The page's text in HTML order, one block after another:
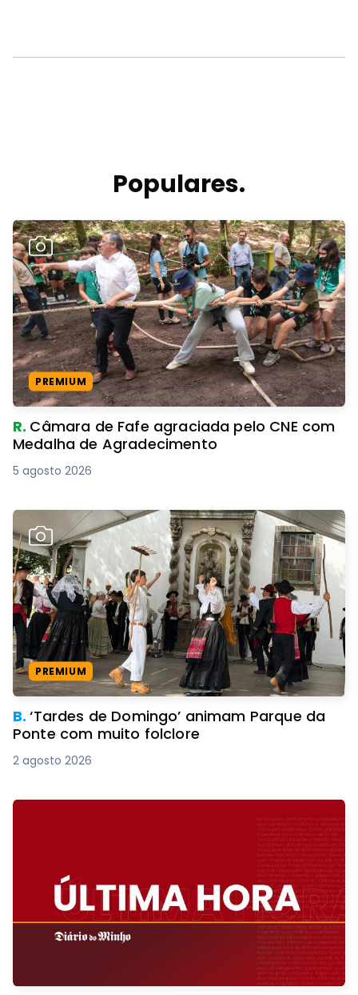
Populares.
PREMIUM
R. Câmara de Fafe agraciada pelo CNE com
Medalha de Agradecimento
5 agosto 2026
PREMIUM
B.‘Tardes de Domingo’ animam Parque da
Ponte com muito folclore
2 agosto 2026